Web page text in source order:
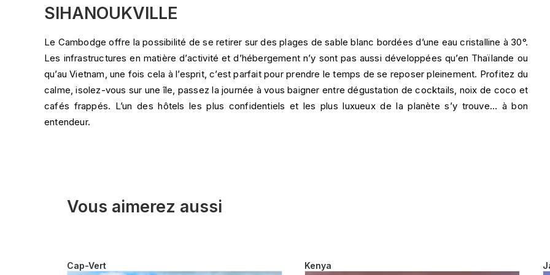
SIHANOUKVILLE
Le Cambodge offre la possibilité de se retirer sur des plages de sable blanc bordées d’une eau cristalline à 30°.
Les infrastructures en matière d’activité et d’hébergement n’y sont pas aussi développées qu’en Thaïlande ou
qu’au Vietnam, une fois cela à l’esprit, c’est parfait pour prendre le temps de se reposer pleinement. Profitez du
calme, isolez-vous sur une île, passez la journée à vous baigner entre dégustation de cocktails, noix de coco et
cafés frappés. L’un des hôtels les plus confidentiels et les plus luxueux de la planète s’y trouve… à bon
entendeur.
Vous aimerez aussi
Cap-Vert Kenya